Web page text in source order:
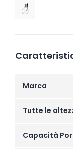
Marca
Tutte le
Capacità